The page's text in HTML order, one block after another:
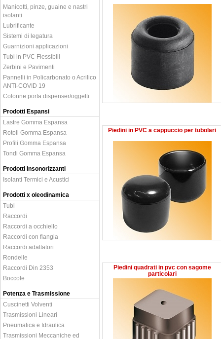
Manicotti, pinze, guaine e nastri
isolanti
Lubrificante
Sistemi di legatura
Guarnizioni applicazioni
Tubi in PVC Flessibili
Zerbini e Pavimenti
Pannelli in Policarbonato o Acrilico
ANTI-COVID 19
Colonne porta dispenser/oggetti
Prodotti Espansi
Lastre Gomma Espansa
Rotoli Gomma Espansa
Profili Gomma Espansa
Tondi Gomma Espansa
Prodotti Insonorizzanti
Isolanti Termici e Acustici
Prodotti x oleodinamica
Tubi
Raccordi
Raccordi a occhiello
Raccordi con flangia
Raccordi adattatori
Rondelle
Raccordi Din 2353
Boccole
Potenza e Trasmissione
Cuscinetti Volventi
Trasmissioni Lineari
Pneumatica e Idraulica
Trasmissioni Meccaniche ed
Piedini in PVC a cappuccio per tubolari
Piedini quadrati in pvc con sagome
particolari